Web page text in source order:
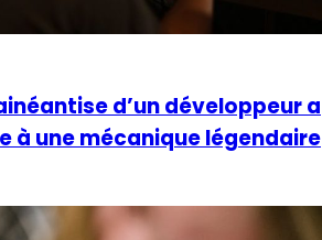
d’un développeur a
à une mécanique légendaire